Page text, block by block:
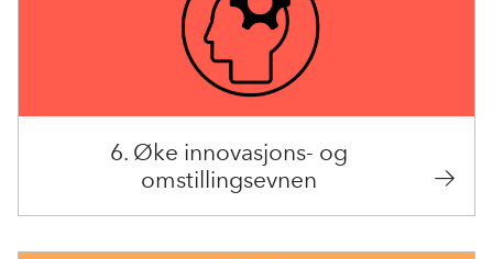
6. Øke innovasjons- og
omstillingsevnen